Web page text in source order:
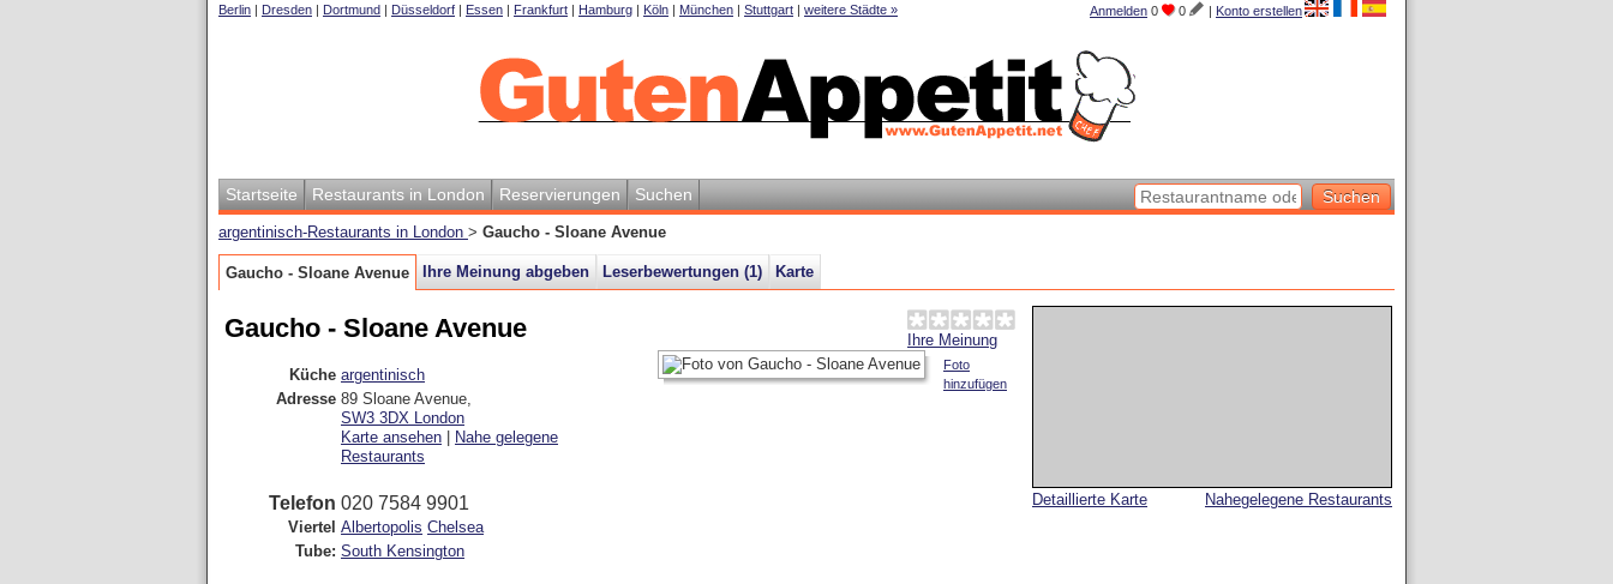
Anmelden 0 0 | Konto erstellen
Berlin | Dresden | Dortmund | Düsseldorf | Essen | Frankfurt | Hamburg | Köln | München | Stuttgart | weitere Städte »
Startseite Restaurants in London Reservierungen Suchen
argentinisch-Restaurants in London > Gaucho - Sloane Avenue
Gaucho - Sloane Avenue Ihre Meinung abgeben Leserbewertungen (1) Karte
Nahegelegene Restaurants
Detaillierte Karte
Ihre Meinung
Gaucho - Sloane Avenue
Foto
hinzufügen
Küche argentinisch
Adresse 89 Sloane Avenue,
SW3 3DX London
Karte ansehen
Nahe gelegene
Restaurants
Telefon 020 7584 9901
Viertel Albertopolis Chelsea
Tube: South Kensington